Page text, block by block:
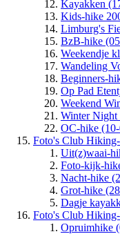
Kayakken
Kids-hike
Limburg's
BzB-hike
Weekendje
Wandeling
Beginners-
Op Pad
Weekend
Winter Night
OC-hike
Foto's Club
Uit(z)waai-
Foto-kijk-
Nacht-hike
Grot-hike
Dagje
Foto's Club
Opruimhike